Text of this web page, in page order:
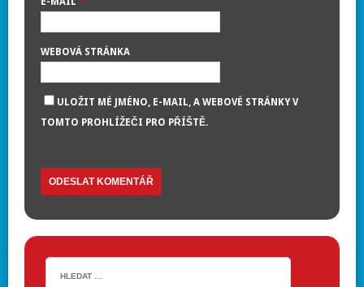
WEBOVÁ STRÁNKA
ULOŽIT MÉ JMÉNO, E-MAIL, A WEBOVÉ STRÁNKY V
TOMTO PROHLÍŽEČI PRO PŘÍŠTĚ.